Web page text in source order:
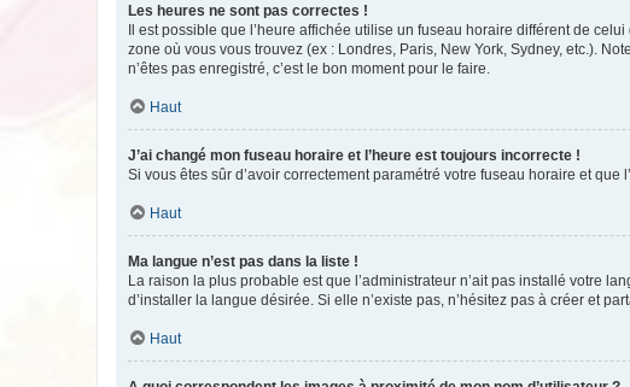
Les heures ne sont pas correctes !
Il est possible que l’heure affichée utilise un fuseau horaire différent de
zone où vous vous trouvez (ex : Londres, Paris, New York, Sydney, etc.).
n’êtes pas enregistré, c’est le bon moment pour le faire.
Haut
J’ai changé mon fuseau horaire et l’heure est toujours incorrecte !
Si vous êtes sûr d’avoir correctement paramétré votre fuseau horaire et
Haut
Ma langue n’est pas dans la liste !
La raison la plus probable est que l’administrateur n’ait pas installé votre
d’installer la langue désirée. Si elle n’existe pas, n’hésitez pas à créer et
Haut